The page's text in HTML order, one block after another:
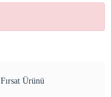
Fırsat Ürünü